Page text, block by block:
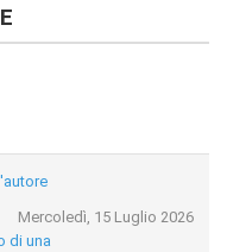
Mercoledì, 15 Luglio 2026
di una